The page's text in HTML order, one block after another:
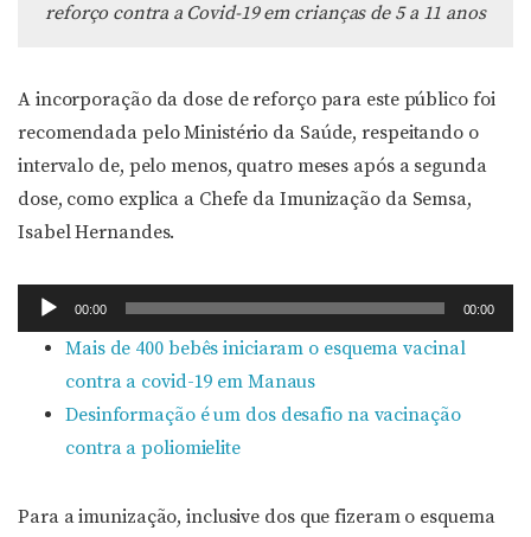
reforço contra a Covid-19 em crianças de 5 a 11 anos
A incorporação da dose de reforço para este público foi
recomendada pelo Ministério da Saúde, respeitando o
intervalo de, pelo menos, quatro meses após a segunda
dose, como explica a Chefe da Imunização da Semsa,
Isabel Hernandes.
Tocador
de
00:00 00:00
Mais de 400 bebês iniciaram o esquema vacinal
contra a covid-19 em Manaus
Desinformação é um dos desafio na vacinação
contra a poliomielite
Para a imunização, inclusive dos que fizeram o esquema